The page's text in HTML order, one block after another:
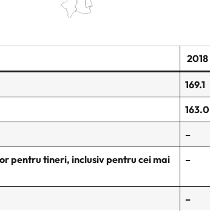
2018
169.1
163.0
–
pentru tineri, inclusiv pentru cei mai
–
–